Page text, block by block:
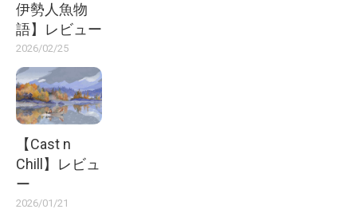
伊勢人魚物
語】レビュー
2026/02/25
【Cast n
Chill】レビュ
ー
2026/01/21